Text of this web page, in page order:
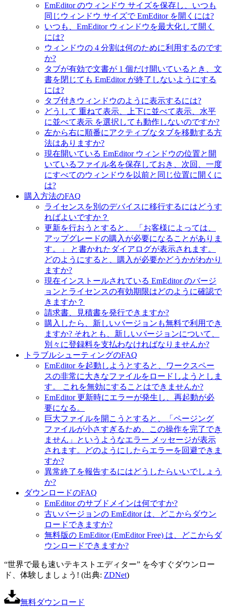
EmEditor のウィンドウ サイズを保存し、いつも
同じウィンドウ サイズで EmEditor を開くには?
いつも、EmEditor ウィンドウを最大化して開く
には?
ウィンドウの 4 分割は何のために利用するのです
か?
タブが有効で文書が 1 個だけ開いているとき、文
書を閉じても EmEditor が終了しないようにする
には?
タブ付きウィンドウのように表示するには?
どうして 重ねて表示、上下に並べて表示、水平
に並べて表示 を選択しても動作しないのですか?
左から右に順番にアクティブなタブを移動する方
法はありますか?
現在開いている EmEditor ウィンドウの位置と開
いているファイル名を保存しておき、次回、一度
にすべてのウィンドウを以前と同じ位置に開くに
は?
購入方法のFAQ
ライセンスを別のデバイスに移行するにはどうす
ればよいですか？
更新を行おうとすると、 「お客様によっては、
アップグレードの購入が必要になることがありま
す。」 と書かれたダイアログが表示されます。
どのようにすると、購入が必要かどうかがわかり
ますか?
現在インストールされている EmEditor のバージ
ョンとライセンスの有効期限はどのように確認で
きますか？
請求書、見積書を発行できますか?
購入したら、新しいバージョンも無料で利用でき
ますか? それとも、新しいバージョンについて、
別々に登録料を支払わなければなりませんか?
トラブルシューティングのFAQ
EmEditor を起動しようとすると、ワークスペー
スの非常に大きなファイルをロードしようとしま
す。 これを無効にすることはできませんか?
EmEditor 更新時にエラーが発生し、再起動が必
要になる。
巨大ファイルを開こうとすると、「ページング
ファイルが小さすぎるため、この操作を完了でき
ません」というようなエラー メッセージが表示
されます。どのようにしたらエラーを回避できま
すか?
異常終了を報告するにはどうしたらいいでしょう
か?
ダウンロードのFAQ
EmEditor のサブドメインは何ですか?
古いバージョンの EmEditor は、どこからダウン
ロードできますか?
無料版の EmEditor (EmEditor Free) は、どこからダ
ウンロードできますか?
“世界で最も速いテキストエディター” を今すぐダウンロー
ド、体験しましょう! (出典: ZDNet)
無料ダウンロード